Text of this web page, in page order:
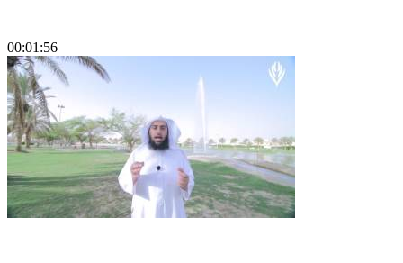
00:01:56